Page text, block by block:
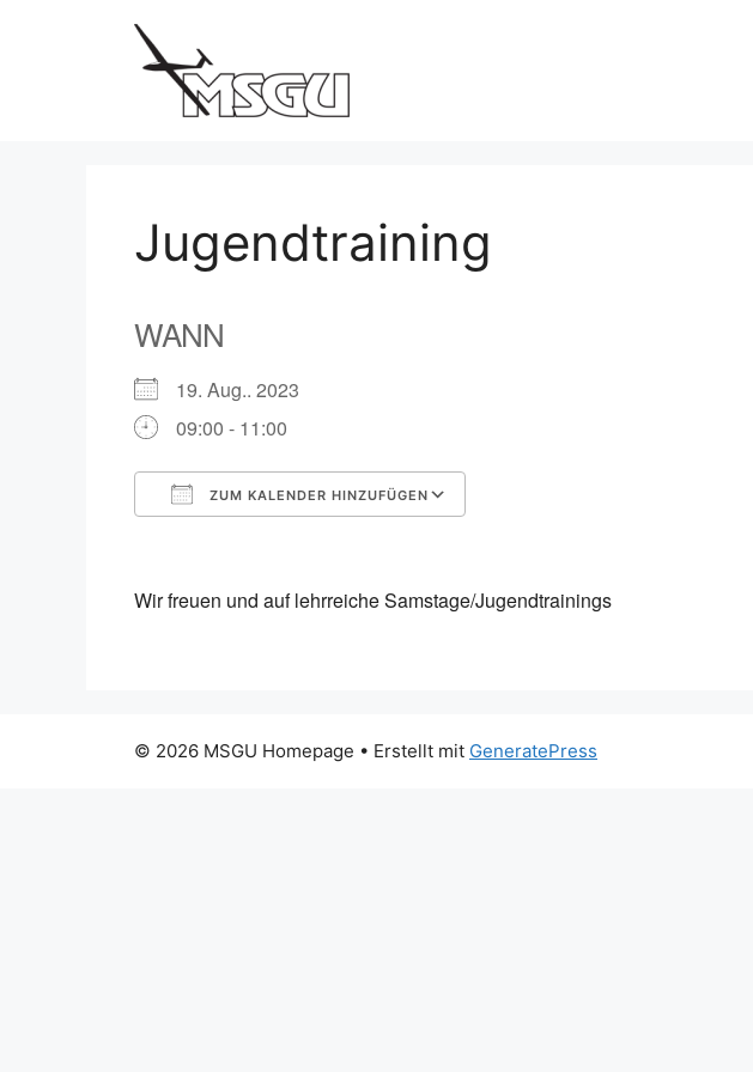
Jugendtraining
WANN
19. Aug.. 2023
09:00 - 11:00
ZUM KALENDER HINZUFÜGEN
Wir freuen und auf lehrreiche Samstage/Jugendtrainings
© 2026 MSGU Homepage • Erstellt mit GeneratePress